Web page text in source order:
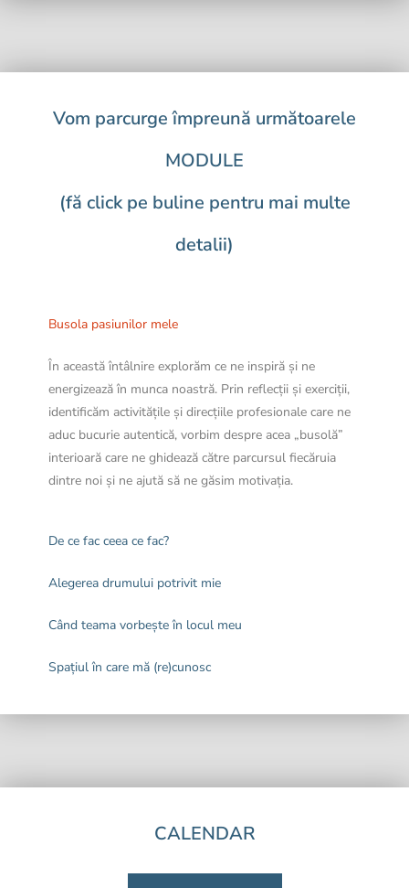
Vom parcurge împreună următoarele
MODULE
(fă click pe buline pentru mai multe
detalii)
Busola pasiunilor mele
În această întâlnire explorăm ce ne inspiră și ne
energizează în munca noastră. Prin reflecții și exerciții,
identificăm activitățile și direcțiile profesionale care ne
aduc bucurie autentică, vorbim despre acea „busolă”
interioară care ne ghidează către parcursul fiecăruia
dintre noi și ne ajută să ne găsim motivația.
De ce fac ceea ce fac?
Alegerea drumului potrivit mie
Când teama vorbește în locul meu
Spațiul în care mă (re)cunosc
CALENDAR